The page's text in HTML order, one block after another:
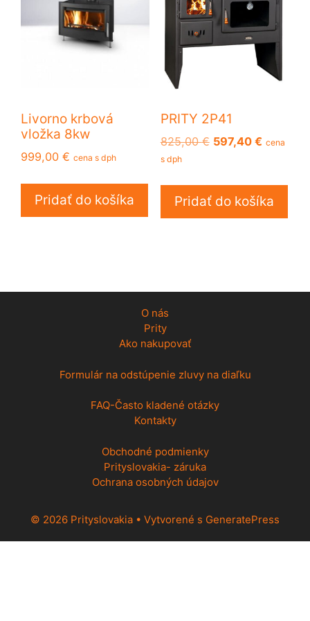
Livorno krbová
vložka 8kw
999,00 € cena s dph
Pridať do košíka
PRITY 2P41
825,00€ Pôvodná
597,40 €Aktuálna
cena
s dph
Pridať do košíka
O nás
Prity
Ako nakupovať
Formulár na odstúpenie zluvy na diaľku
FAQ-Často kladené otázky
Kontakty
Obchodné podmienky
Prityslovakia- záruka
Ochrana osobných údajov
© 2026 Prityslovakia • Vytvorené s GeneratePress